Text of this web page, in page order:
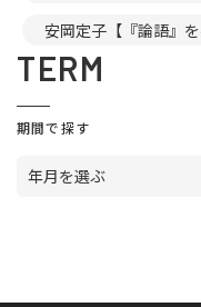
安岡定子【『論語』を
TERM
期間で探す
年月を選ぶ